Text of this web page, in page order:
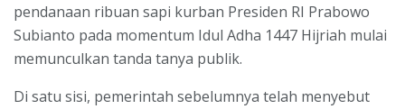
pendanaan ribuan sapi kurban Presiden RI Prabowo
Subianto pada momentum Idul Adha 1447 Hijriah mulai
memunculkan tanda tanya publik.
Di satu sisi, pemerintah sebelumnya telah menyebut